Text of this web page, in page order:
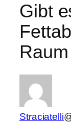
Gibt
Straciatelli